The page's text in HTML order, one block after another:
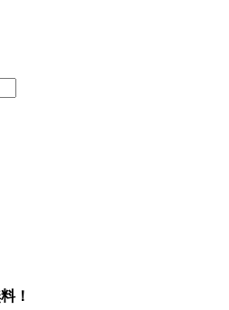
！